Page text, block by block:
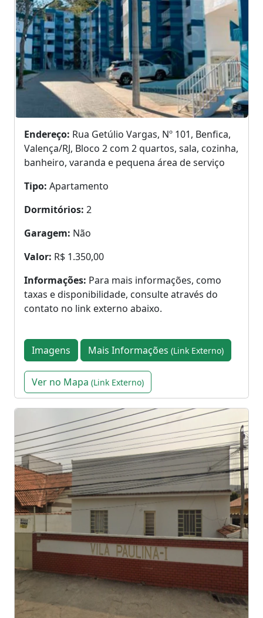
Endereço: Rua Getúlio Vargas, Nº 101, Benfica,
Valença/RJ, Bloco 2 com 2 quartos, sala, cozinha,
banheiro, varanda e pequena área de serviço
Tipo: Apartamento
Dormitórios: 2
Garagem: Não
Valor: R$ 1.350,00
Informações: Para mais informações, como
taxas e disponibilidade, consulte através do
contato no link externo abaixo.
Imagens Mais Informações (Link Externo)
Ver no Mapa (Link Externo)